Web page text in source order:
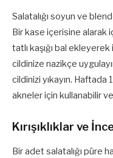
Salatalığı soyun ve
Bir kase içerisine alarak
tatlı kaşığı bal
cildinize nazikçe
cildinizi yıkayın. Haftada
akneler için kullanabilir
Kırışıklıklar ve
Bir adet salatalığı püre